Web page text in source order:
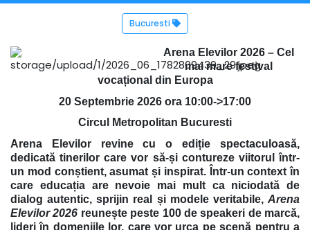
Bucuresti
Arena Elevilor 2026 – Cel
mai mare festival
vocațional din Europa
20 Septembrie 2026 ora 10:00->17:00
Circul Metropolitan Bucuresti
Arena Elevilor revine cu o ediție spectaculoasă,
dedicată tinerilor care vor să-și contureze viitorul într-
un mod conștient, asumat și inspirat. Într-un context în
care educația are nevoie mai mult ca niciodată de
dialog autentic, sprijin real și modele veritabile, Arena
Elevilor 2026 reunește peste 100 de speakeri de marcă,
lideri în domeniile lor, care vor urca pe scenă pentru a